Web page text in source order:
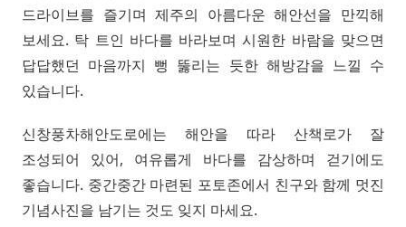
드라이브를 즐기며 제주의 아름다운 해안선을 만끽해
보세요. 탁 트인 바다를 바라보며 시원한 바람을 맞으면
답답했던 마음까지 뻥 뚫리는 듯한 해방감을 느낄 수
있습니다.
신창풍차해안도로에는 해안을 따라 산책로가 잘
조성되어 있어, 여유롭게 바다를 감상하며 걷기에도
좋습니다. 중간중간 마련된 포토존에서 친구와 함께 멋진
기념사진을 남기는 것도 잊지 마세요.